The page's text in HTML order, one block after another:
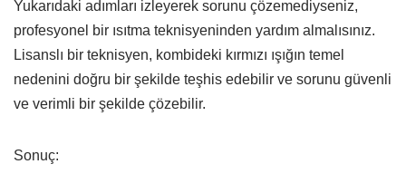
Yukarıdaki adımları izleyerek sorunu çözemediyseniz,
profesyonel bir ısıtma teknisyeninden yardım almalısınız.
Lisanslı bir teknisyen, kombideki kırmızı ışığın temel
nedenini doğru bir şekilde teşhis edebilir ve sorunu güvenli
ve verimli bir şekilde çözebilir.
Sonuç: